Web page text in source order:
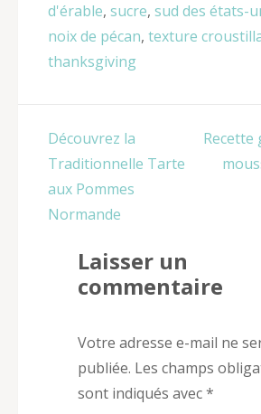
d'érable, sucre, sud des états-
noix de pécan, texture
thanksgiving
Navigation
de
l’article
Découvrez la
Traditionnelle Tarte
aux Pommes
Normande
Recette
Laisser un
commentaire
Votre adresse e-mail ne
publiée. Les champs
sont indiqués avec*